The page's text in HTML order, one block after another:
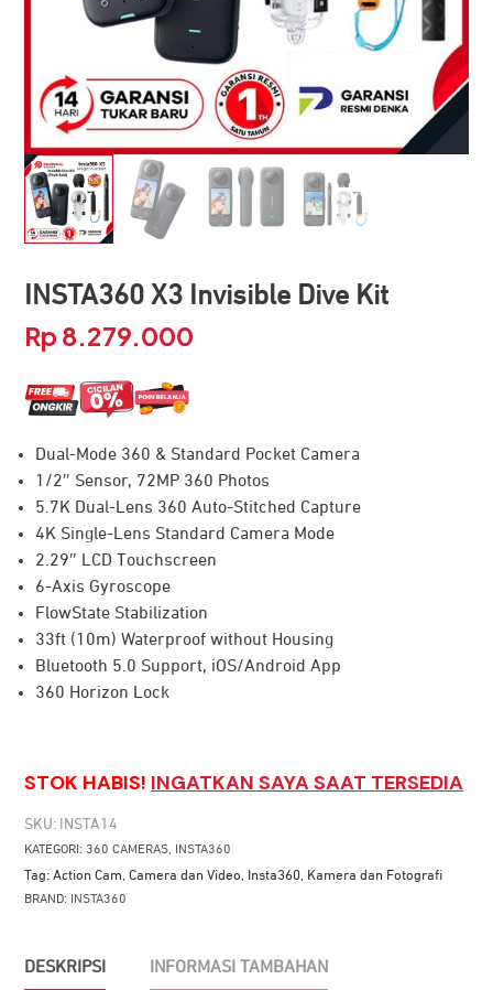
INSTA360 X3 Invisible Dive Kit
Rp 8.279.000
Dual-Mode 360 & Standard Pocket Camera
1/2″ Sensor, 72MP 360 Photos
5.7K Dual-Lens 360 Auto-Stitched Capture
4K Single-Lens Standard Camera Mode
2.29″ LCD Touchscreen
6-Axis Gyroscope
FlowState Stabilization
33ft (10m) Waterproof without Housing
Bluetooth 5.0 Support, iOS/Android App
360 Horizon Lock
STOK HABIS! INGATKAN SAYA SAAT TERSEDIA
SKU: INSTA14
KATEGORI: 360 CAMERAS, INSTA360
Tag: Action Cam, Camera dan Video, Insta360, Kamera dan Fotografi
BRAND: INSTA360
DESKRIPSI INFORMASI TAMBAHAN